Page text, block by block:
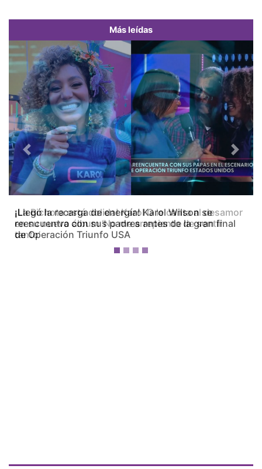
Más leídas
¡La Bichota está dolida! Karol G le canta al desamor
en su nuevo álbum ‘No me arrepiento de sentir
tanto’
Previous Next